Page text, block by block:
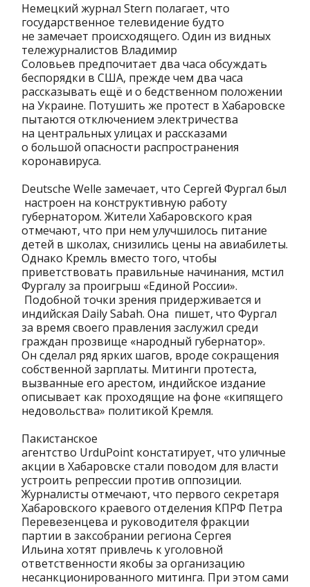
Немецкий журнал Stern полагает, что
государственное телевидение будто
не замечает происходящего. Один из видных
тележурналистов Владимир
Соловьев предпочитает два часа обсуждать
беспорядки в США, прежде чем два часа
рассказывать ещё и о бедственном положении
на Украине. Потушить же протест в Хабаровске
пытаются отключением электричества
на центральных улицах и рассказами
о большой опасности распространения
коронавируса.
Deutsche Welle замечает, что Сергей Фургал был
настроен на конструктивную работу
губернатором. Жители Хабаровского края
отмечают, что при нем улучшилось питание
детей в школах, снизились цены на авиабилеты.
Однако Кремль вместо того, чтобы
приветствовать правильные начинания, мстил
Фургалу за проигрыш «Единой России».
Подобной точки зрения придерживается и
индийская Daily Sabah. Она пишет, что Фургал
за время своего правления заслужил среди
граждан прозвище «народный губернатор».
Он сделал ряд ярких шагов, вроде сокращения
собственной зарплаты. Митинги протеста,
вызванные его арестом, индийское издание
описывает как проходящие на фоне «кипящего
недовольства» политикой Кремля.
Пакистанское
агентство UrduPoint констатирует, что уличные
акции в Хабаровске стали поводом для власти
устроить репрессии против оппозиции.
Журналисты отмечают, что первого секретаря
Хабаровского краевого отделения КПРФ Петра
Перевезенцева и руководителя фракции
партии в заксобрании региона Сергея
Ильина хотят привлечь к уголовной
ответственности якобы за организацию
несанкционированного митинга. При этом сами